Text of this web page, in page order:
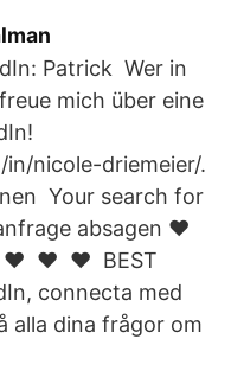
Patrick Wer in
mich über eine
nicole-driemeier/.
Your search for
absagen ❤️
❤️ ️ ❤️ ️ ❤️ ️ BEST
connecta med
alla dina frågor om